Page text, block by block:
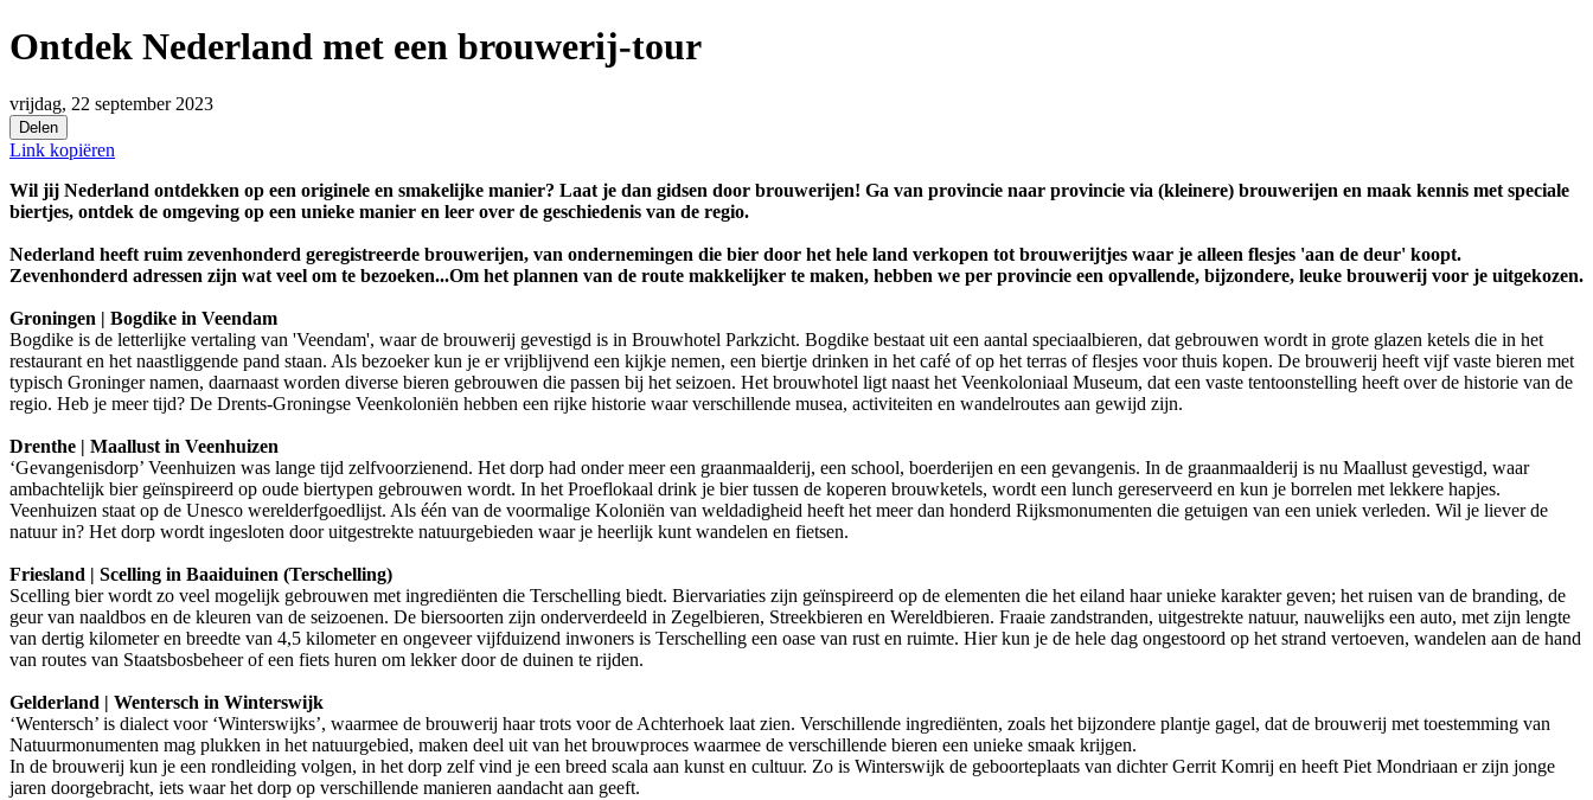
Ontdek Nederland met een brouwerij-tour
vrijdag, 22 september 2023
Delen
Link kopiëren
Wil jij Nederland ontdekken op een originele en smakelijke manier? Laat je dan gidsen door brouwerijen! Ga van provincie naar provincie via (kleinere) brouwerijen en maak kennis met speciale
biertjes, ontdek de omgeving op een unieke manier en leer over de geschiedenis van de regio.
Nederland heeft ruim zevenhonderd geregistreerde brouwerijen, van ondernemingen die bier door het hele land verkopen tot brouwerijtjes waar je alleen flesjes 'aan de deur' koopt.
Zevenhonderd adressen zijn wat veel om te bezoeken...Om het plannen van de route makkelijker te maken, hebben we per provincie een opvallende, bijzondere, leuke brouwerij voor je uitgekozen.
Groningen | Bogdike in Veendam
Bogdike is de letterlijke vertaling van 'Veendam', waar de brouwerij gevestigd is in Brouwhotel Parkzicht. Bogdike bestaat uit een aantal speciaalbieren, dat gebrouwen wordt in grote glazen ketels die in het
restaurant en het naastliggende pand staan. Als bezoeker kun je er vrijblijvend een kijkje nemen, een biertje drinken in het café of op het terras of flesjes voor thuis kopen. De brouwerij heeft vijf vaste bieren met
typisch Groninger namen, daarnaast worden diverse bieren gebrouwen die passen bij het seizoen. Het brouwhotel ligt naast het Veenkoloniaal Museum, dat een vaste tentoonstelling heeft over de historie van de
regio. Heb je meer tijd? De Drents-Groningse Veenkoloniën hebben een rijke historie waar verschillende musea, activiteiten en wandelroutes aan gewijd zijn.
Drenthe | Maallust in Veenhuizen
‘Gevangenisdorp’ Veenhuizen was lange tijd zelfvoorzienend. Het dorp had onder meer een graanmaalderij, een school, boerderijen en een gevangenis. In de graanmaalderij is nu Maallust gevestigd, waar
ambachtelijk bier geïnspireerd op oude biertypen gebrouwen wordt. In het Proeflokaal drink je bier tussen de koperen brouwketels, wordt een lunch gereserveerd en kun je borrelen met lekkere hapjes.
Veenhuizen staat op de Unesco werelderfgoedlijst. Als één van de voormalige Koloniën van weldadigheid heeft het meer dan honderd Rijksmonumenten die getuigen van een uniek verleden. Wil je liever de
natuur in? Het dorp wordt ingesloten door uitgestrekte natuurgebieden waar je heerlijk kunt wandelen en fietsen.
Friesland | Scelling in Baaiduinen (Terschelling)
Scelling bier wordt zo veel mogelijk gebrouwen met ingrediënten die Terschelling biedt. Biervariaties zijn geïnspireerd op de elementen die het eiland haar unieke karakter geven; het ruisen van de branding, de
geur van naaldbos en de kleuren van de seizoenen. De biersoorten zijn onderverdeeld in Zegelbieren, Streekbieren en Wereldbieren. Fraaie zandstranden, uitgestrekte natuur, nauwelijks een auto, met zijn lengte
van dertig kilometer en breedte van 4,5 kilometer en ongeveer vijfduizend inwoners is Terschelling een oase van rust en ruimte. Hier kun je de hele dag ongestoord op het strand vertoeven, wandelen aan de hand
van routes van Staatsbosbeheer of een fiets huren om lekker door de duinen te rijden.
Gelderland | Wentersch in Winterswijk
‘Wentersch’ is dialect voor ‘Winterswijks’, waarmee de brouwerij haar trots voor de Achterhoek laat zien. Verschillende ingrediënten, zoals het bijzondere plantje gagel, dat de brouwerij met toestemming van
Natuurmonumenten mag plukken in het natuurgebied, maken deel uit van het brouwproces waarmee de verschillende bieren een unieke smaak krijgen.
In de brouwerij kun je een rondleiding volgen, in het dorp zelf vind je een breed scala aan kunst en cultuur. Zo is Winterswijk de geboorteplaats van dichter Gerrit Komrij en heeft Piet Mondriaan er zijn jonge
jaren doorgebracht, iets waar het dorp op verschillende manieren aandacht aan geeft.